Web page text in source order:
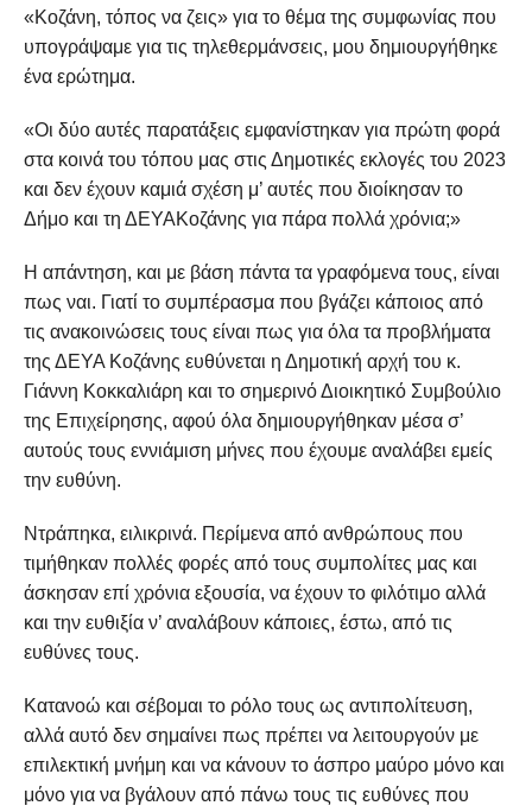
«Κοζάνη, τόπος να ζεις» για το θέμα της συμφωνίας που
υπογράψαμε για τις τηλεθερμάνσεις, μου δημιουργήθηκε
ένα ερώτημα.
«Οι δύο αυτές παρατάξεις εμφανίστηκαν για πρώτη φορά
στα κοινά του τόπου μας στις Δημοτικές εκλογές του 2023
και δεν έχουν καμιά σχέση μ’ αυτές που διοίκησαν το
Δήμο και τη ΔΕΥΑΚοζάνης για πάρα πολλά χρόνια;»
Η απάντηση, και με βάση πάντα τα γραφόμενα τους, είναι
πως ναι. Γιατί το συμπέρασμα που βγάζει κάποιος από
τις ανακοινώσεις τους είναι πως για όλα τα προβλήματα
της ΔΕΥΑ Κοζάνης ευθύνεται η Δημοτική αρχή του κ.
Γιάννη Κοκκαλιάρη και το σημερινό Διοικητικό Συμβούλιο
της Επιχείρησης, αφού όλα δημιουργήθηκαν μέσα σ’
αυτούς τους εννιάμιση μήνες που έχουμε αναλάβει εμείς
την ευθύνη.
Ντράπηκα, ειλικρινά. Περίμενα από ανθρώπους που
τιμήθηκαν πολλές φορές από τους συμπολίτες μας και
άσκησαν επί χρόνια εξουσία, να έχουν το φιλότιμο αλλά
και την ευθιξία ν’ αναλάβουν κάποιες, έστω, από τις
ευθύνες τους.
Κατανοώ και σέβομαι το ρόλο τους ως αντιπολίτευση,
αλλά αυτό δεν σημαίνει πως πρέπει να λειτουργούν με
επιλεκτική μνήμη και να κάνουν το άσπρο μαύρο μόνο και
μόνο για να βγάλουν από πάνω τους τις ευθύνες που